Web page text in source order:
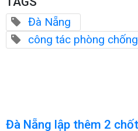
Đà Nẵng
công tác phòng
Đà Nẵng lập thêm 2